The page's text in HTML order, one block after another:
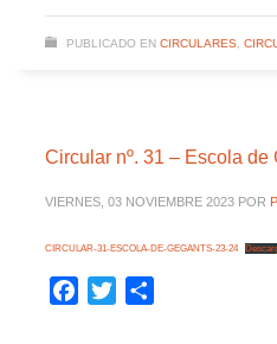
PUBLICADO EN CIRCULARES,
Circular nº. 31 – Escola de
VIERNES, 03 NOVIEMBRE 2023 POR
CIRCULAR-31-ESCOLA-DE-GEGANTS-23-24
Facebook
Twitter